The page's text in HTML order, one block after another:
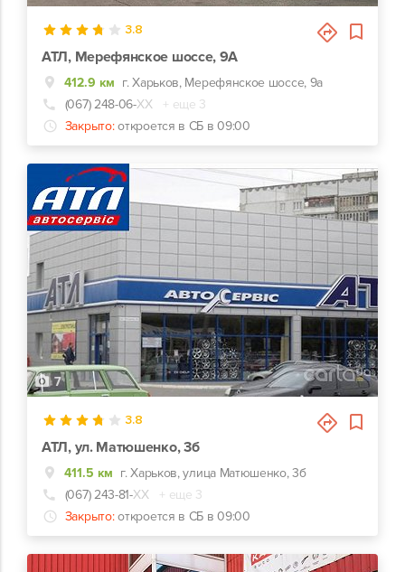
3.8
АТЛ, Мерефянское шоссе, 9А
412.9 км г. Харьков, Мерефянское шоссе, 9а
(067) 248-06-ХХ
+ еще 3
Закрыто: откроется в СБ в 09:00
7
3.8
АТЛ, ул. Матюшенко, 3б
411.5 км г. Харьков, улица Матюшенко, 3б
(067) 243-81-ХХ
+ еще 3
Закрыто: откроется в СБ в 09:00